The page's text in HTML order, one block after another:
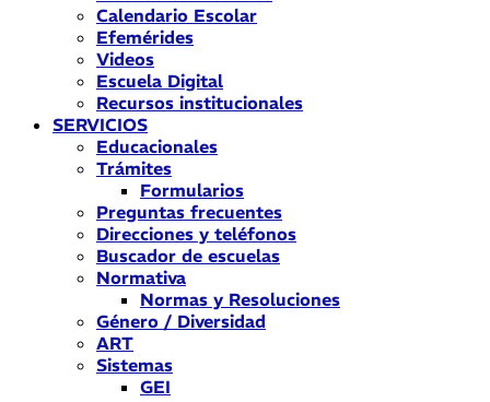
Calendario Escolar
Efemérides
Videos
Escuela Digital
Recursos institucionales
SERVICIOS
Educacionales
Trámites
Formularios
Preguntas frecuentes
Direcciones y teléfonos
Buscador de escuelas
Normativa
Normas y Resoluciones
Género / Diversidad
ART
Sistemas
GEI